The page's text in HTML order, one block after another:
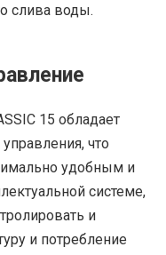
слива воды.
15 обладает
что
удобным и
системе,
и
и потребление